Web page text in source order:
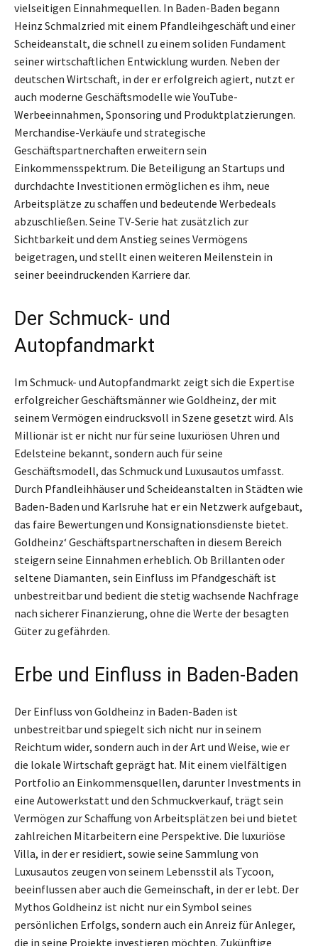
vielseitigen Einnahmequellen. In Baden-Baden begann
Heinz Schmalzried mit einem Pfandleihgeschäft und einer
Scheideanstalt, die schnell zu einem soliden Fundament
seiner wirtschaftlichen Entwicklung wurden. Neben der
deutschen Wirtschaft, in der er erfolgreich agiert, nutzt er
auch moderne Geschäftsmodelle wie YouTube-
Werbeeinnahmen, Sponsoring und Produktplatzierungen.
Merchandise-Verkäufe und strategische
Geschäftspartnerchaften erweitern sein
Einkommensspektrum. Die Beteiligung an Startups und
durchdachte Investitionen ermöglichen es ihm, neue
Arbeitsplätze zu schaffen und bedeutende Werbedeals
abzuschließen. Seine TV-Serie hat zusätzlich zur
Sichtbarkeit und dem Anstieg seines Vermögens
beigetragen, und stellt einen weiteren Meilenstein in
seiner beeindruckenden Karriere dar.
Der Schmuck- und
Autopfandmarkt
Im Schmuck- und Autopfandmarkt zeigt sich die Expertise
erfolgreicher Geschäftsmänner wie Goldheinz, der mit
seinem Vermögen eindrucksvoll in Szene gesetzt wird. Als
Millionär ist er nicht nur für seine luxuriösen Uhren und
Edelsteine bekannt, sondern auch für seine
Geschäftsmodell, das Schmuck und Luxusautos umfasst.
Durch Pfandleihhäuser und Scheideanstalten in Städten wie
Baden-Baden und Karlsruhe hat er ein Netzwerk aufgebaut,
das faire Bewertungen und Konsignationsdienste bietet.
Goldheinz‘ Geschäftspartnerschaften in diesem Bereich
steigern seine Einnahmen erheblich. Ob Brillanten oder
seltene Diamanten, sein Einfluss im Pfandgeschäft ist
unbestreitbar und bedient die stetig wachsende Nachfrage
nach sicherer Finanzierung, ohne die Werte der besagten
Güter zu gefährden.
Erbe und Einfluss in Baden-Baden
Der Einfluss von Goldheinz in Baden-Baden ist
unbestreitbar und spiegelt sich nicht nur in seinem
Reichtum wider, sondern auch in der Art und Weise, wie er
die lokale Wirtschaft geprägt hat. Mit einem vielfältigen
Portfolio an Einkommensquellen, darunter Investments in
eine Autowerkstatt und den Schmuckverkauf, trägt sein
Vermögen zur Schaffung von Arbeitsplätzen bei und bietet
zahlreichen Mitarbeitern eine Perspektive. Die luxuriöse
Villa, in der er residiert, sowie seine Sammlung von
Luxusautos zeugen von seinem Lebensstil als Tycoon,
beeinflussen aber auch die Gemeinschaft, in der er lebt. Der
Mythos Goldheinz ist nicht nur ein Symbol seines
persönlichen Erfolgs, sondern auch ein Anreiz für Anleger,
die in seine Projekte investieren möchten. Zukünftige